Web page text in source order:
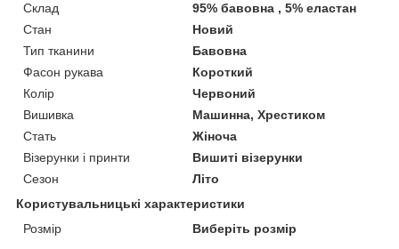
Склад
95% бавовна , 5% еластан
Стан
Новий
Тип тканини
Бавовна
Фасон рукава
Короткий
Колір
Червоний
Вишивка
Машинна, Хрестиком
Стать
Жіноча
Візерунки і принти
Вишиті візерунки
Сезон
Літо
Користувальницькі характеристики
Розмір
Виберіть розмір